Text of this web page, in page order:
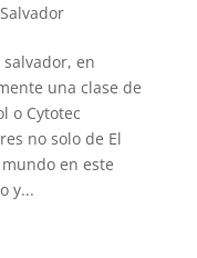
en
una clase de
o Cytotec
no solo de El
en este
y...